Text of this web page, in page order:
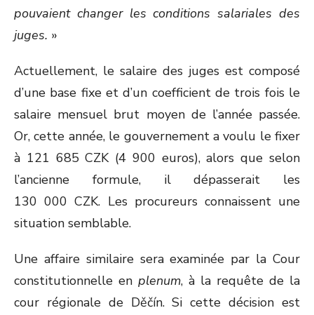
pouvaient changer les conditions salariales des
juges. »
Actuellement, le salaire des juges est composé
d’une base fixe et d’un coefficient de trois fois le
salaire mensuel brut moyen de l’année passée.
Or, cette année, le gouvernement a voulu le fixer
à 121 685 CZK (4 900 euros), alors que selon
l’ancienne formule, il dépasserait les
130 000 CZK. Les procureurs connaissent une
situation semblable.
Une affaire similaire sera examinée par la Cour
constitutionnelle en plenum, à la requête de la
cour régionale de Děčín. Si cette décision est